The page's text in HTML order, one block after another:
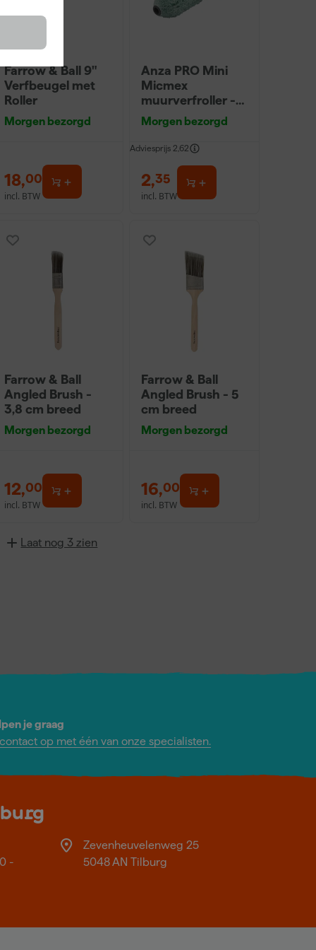
Farrow & Ball 9"
Verfbeugel met
Roller
Morgen bezorgd
18,00
incl. BTW
Anza PRO Mini
Micmex
muurverfroller -
10cm
Morgen bezorgd
Adviesprijs 2,62
2,35
incl. BTW
Farrow & Ball
Angled Brush -
3,8 cm breed
Morgen bezorgd
12,00
incl. BTW
Farrow & Ball
Angled Brush - 5
cm breed
Morgen bezorgd
16,00
incl. BTW
Laat nog 3 zien
je graag
op met één van onze specialisten.
-
Zevenheuvelenweg 25
5048 AN Tilburg